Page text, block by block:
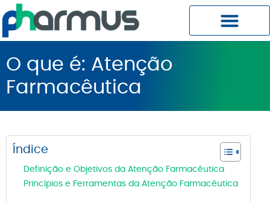
O que é: Atenção
Farmacêutica
Índice
Definição e Objetivos da Atenção Farmacêutica
Princípios e Ferramentas da Atenção Farmacêutica